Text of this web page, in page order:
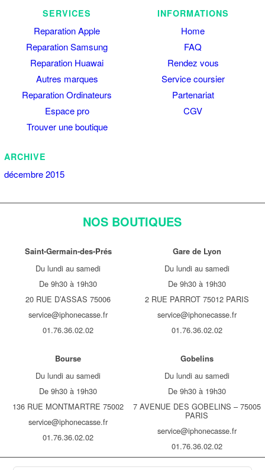
SERVICES
Reparation Apple
Reparation Samsung
Reparation Huawai
Autres marques
Reparation Ordinateurs
Espace pro
Trouver une boutique
INFORMATIONS
Home
FAQ
Rendez vous
Service coursier
Partenariat
CGV
ARCHIVE
décembre 2015
NOS BOUTIQUES
Saint-Germain-des-Prés
Du lundi au samedi
De 9h30 à 19h30
20 RUE D’ASSAS 75006
service@iphonecasse.fr
01.76.36.02.02
Gare de Lyon
Du lundi au samedi
De 9h30 à 19h30
2 RUE PARROT 75012 PARIS
service@iphonecasse.fr
01.76.36.02.02
Bourse
Du lundi au samedi
De 9h30 à 19h30
136 RUE MONTMARTRE 75002
service@iphonecasse.fr
01.76.36.02.02
Gobelins
Du lundi au samedi
De 9h30 à 19h30
7 AVENUE DES GOBELINS – 75005
PARIS
service@iphonecasse.fr
01.76.36.02.02